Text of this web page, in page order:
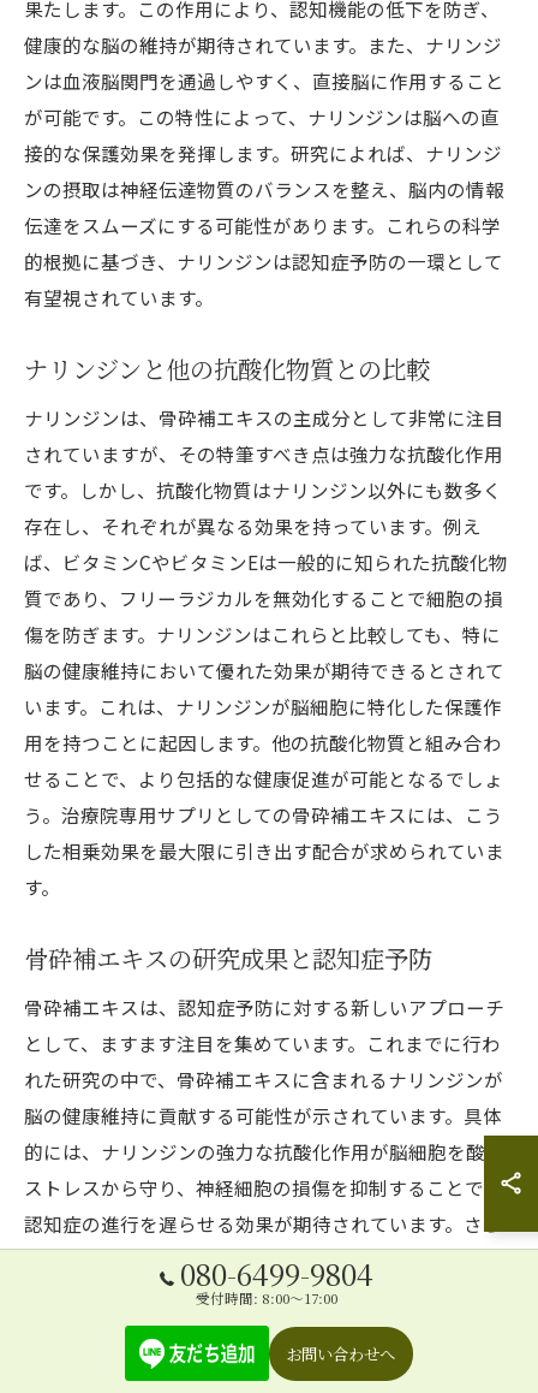
果たします。この作用により、認知機能の低下を防ぎ、
健康的な脳の維持が期待されています。また、ナリンジ
ンは血液脳関門を通過しやすく、直接脳に作用すること
が可能です。この特性によって、ナリンジンは脳への直
接的な保護効果を発揮します。研究によれば、ナリンジ
ンの摂取は神経伝達物質のバランスを整え、脳内の情報
伝達をスムーズにする可能性があります。これらの科学
的根拠に基づき、ナリンジンは認知症予防の一環として
有望視されています。
ナリンジンと他の抗酸化物質との比較
ナリンジンは、骨砕補エキスの主成分として非常に注目
されていますが、その特筆すべき点は強力な抗酸化作用
です。しかし、抗酸化物質はナリンジン以外にも数多く
存在し、それぞれが異なる効果を持っています。例え
ば、ビタミンCやビタミンEは一般的に知られた抗酸化物
質であり、フリーラジカルを無効化することで細胞の損
傷を防ぎます。ナリンジンはこれらと比較しても、特に
脳の健康維持において優れた効果が期待できるとされて
います。これは、ナリンジンが脳細胞に特化した保護作
用を持つことに起因します。他の抗酸化物質と組み合わ
せることで、より包括的な健康促進が可能となるでしょ
う。治療院専用サプリとしての骨砕補エキスには、こう
した相乗効果を最大限に引き出す配合が求められていま
す。
骨砕補エキスの研究成果と認知症予防
骨砕補エキスは、認知症予防に対する新しいアプローチ
として、ますます注目を集めています。これまでに行わ
れた研究の中で、骨砕補エキスに含まれるナリンジンが
脳の健康維持に貢献する可能性が示されています。具体
的には、ナリンジンの強力な抗酸化作用が脳細胞を酸化
ストレスから守り、神経細胞の損傷を抑制することで、
認知症の進行を遅らせる効果が期待されています。さら
に、骨砕補エキスは、他の健康成分と組み合わせること
でその効果を倍増させることが研究により示唆されてい
ます。これにより、治療院専用サプリとしての活用がま
すます広がり、高齢者の方々にとって有効な選択肢とな
080-6499-9804
受付時間: 8:00～17:00
お問い合わせへ